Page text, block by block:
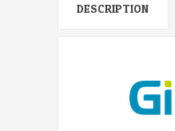
DESCRIPTION